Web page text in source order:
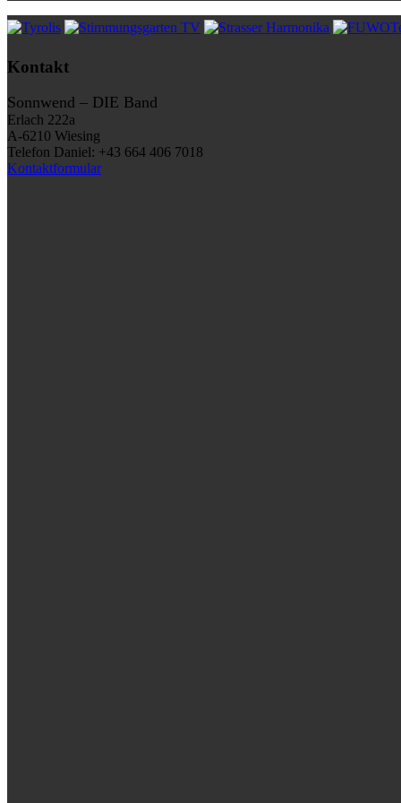
Kontakt
Sonnwend – DIE Band
Erlach 222a
A-6210 Wiesing
Telefon Daniel: +43 664 406 7018
Kontaktformular